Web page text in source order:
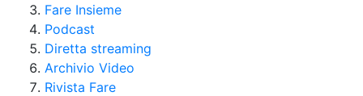
Fare Insieme
Podcast
Diretta streaming
Archivio Video
Rivista Fare